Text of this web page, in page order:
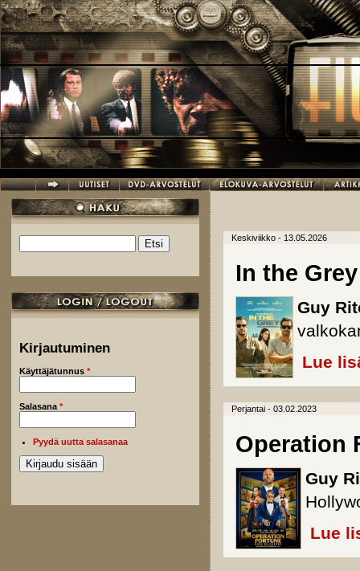
Hyppää pääsisältöön
Hakulomake
Kirjautuminen
Käyttäjätunnus *
Salasana *
Pyydä uutta salasanaa
Keskiviikko - 13.05.2026
In the
Guy
Lue
Perjantai - 03.02.2023
Operation
Guy
Lue